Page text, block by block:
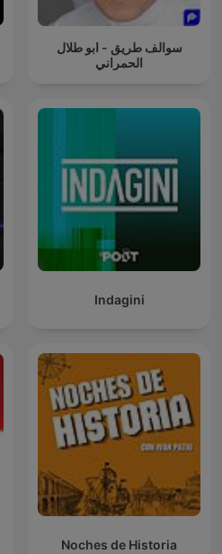
سوالف طريق - ابو طلال
الحمراني
Indagini
Noches de Historia